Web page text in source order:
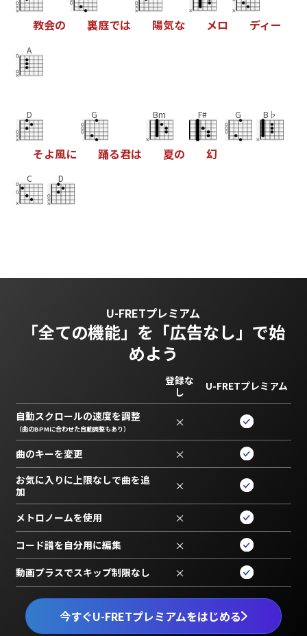
教会の 裏庭では 陽気な メロ ディー
A
D
そよ風に
G
踊る君は
Bm
夏の
F#
幻
G B♭
C D
U-FRETプレミアム
「全ての機能」を 「広告なし」で始
めよう
今すぐU-FRETプレミアムをはじめる
登録な
し
U-FRETプレミアム
自動スクロールの速度を調整
（曲のBPMに合わせた自動調整もあり） ×
曲のキーを変更 ×
お気に入りに上限なしで曲を追
加
×
メトロノームを使用 ×
コード譜を自分用に編集 ×
動画プラスでスキップ制限なし ×